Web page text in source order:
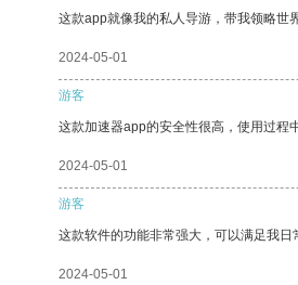
这款app就像我的私人导游，带我领略世
2024-05-01
游客
这款加速器app的安全性很高，使用过程
2024-05-01
游客
这款软件的功能非常强大，可以满足我日
2024-05-01